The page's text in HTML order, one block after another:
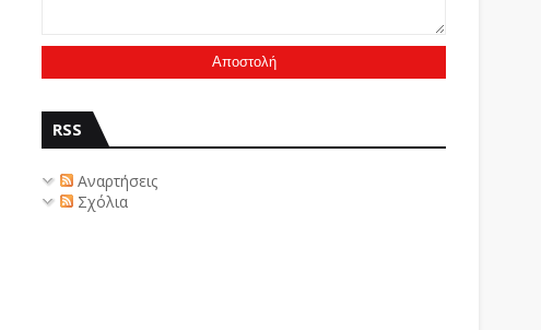
RSS
Αναρτήσεις
Σχόλια